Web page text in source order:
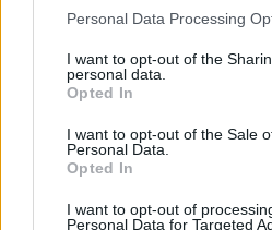
Personal Data Processing
I want to opt-out of the
personal data.
Opted In
I want to opt-out of the Sale
Personal Data.
Opted In
I want to opt-out of
Personal Data for Targeted
apportée par l’eau, tandis
Évitez d’appliquer trop
cheveux fins, une petite
humides suffit amplement.
À quelle fréquence